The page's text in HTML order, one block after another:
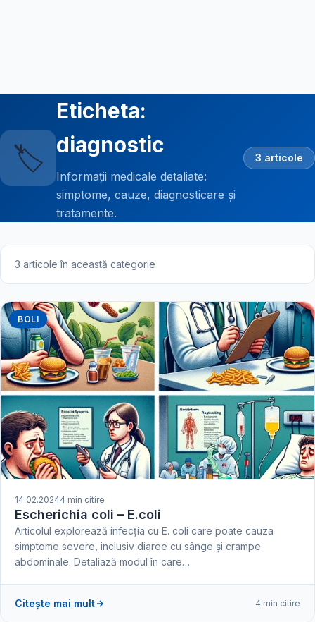
🏷️
Eticheta:
diagnostic
Informații medicale detaliate:
simptome, cauze, diagnosticare și
tratamente.
3 articole
3 articole în această categorie
BOLI
14.02.20244 min citire
Escherichia coli – E.coli
Articolul explorează infecția cu E. coli care poate cauza
simptome severe, inclusiv diaree cu sânge și crampe
abdominale. Detaliază modul în care…
Citește mai mult 4 min citire